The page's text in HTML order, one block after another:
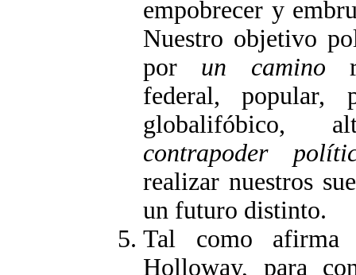
empobrecer y
Nuestro objetivo
por un camino
federal, popular,
globalifóbico,
contrapoder
realizar nuestros
un futuro distinto.
Tal como afirma
Holloway, para